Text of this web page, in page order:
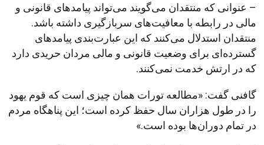
– عنوانی که منتقدان می‌گویند می‌تواند پیامدهای قانونی و
مالی در رابطه با معافیت‌های سربازگیری داشته باشد.
منتقدان استدلال می‌کنند که این عبارت‌بندی پیامدهای
گسترده‌ای برای وضعیت قانونی و مالی مردان حریدی دارد
که در ارتش خدمت نمی‌کنند.
گافنی گفت: «مطالعه تورات همان چیزی است که قوم یهود
را در طول هزاران سال حفظ کرده است؛ این پناهگاه مردم
در تمام دوران‌ها بوده است.»